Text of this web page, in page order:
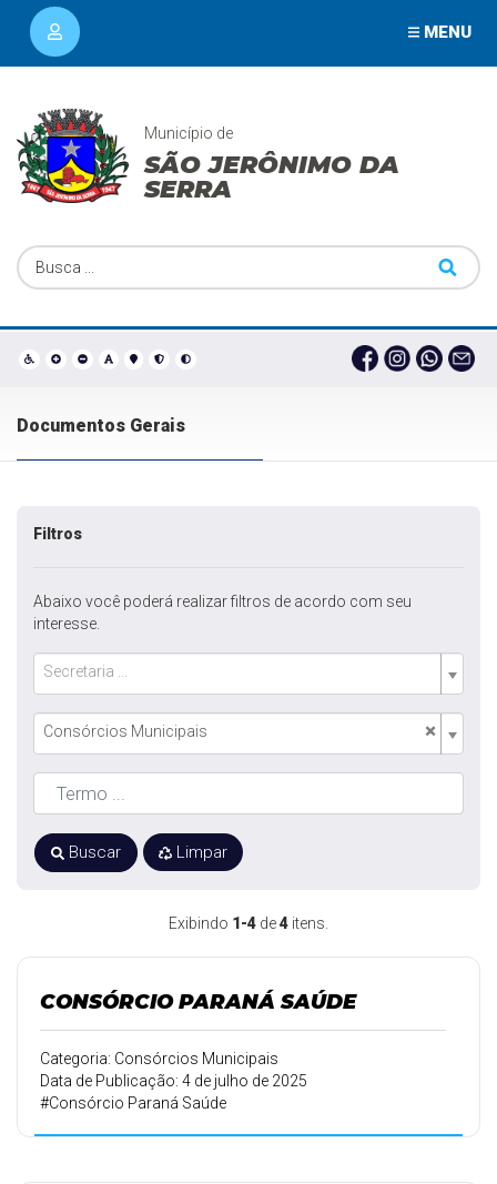
MENU
Município de
SÃO JERÔNIMO DA
SERRA
Documentos Gerais
Exibindo 1-4 de4 itens.
CONSÓRCIO PARANÁ SAÚDE
Categoria: Consórcios Municipais
Data de Publicação: 4 de julho de 2025
#Consórcio Paraná Saúde
Filtros
Abaixo você poderá realizar filtros de acordo com seu
interesse.
Secretaria ...
×
Consórcios Municipais
Buscar Limpar